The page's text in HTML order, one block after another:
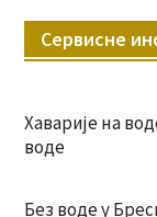
Сервисне
Хаварије на
воде
Без воде у